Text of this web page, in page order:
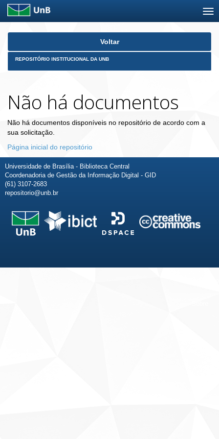
Skip
Voltar
REPOSITÓRIO INSTITUCIONAL DA UNB
Não há documentos
Não há documentos disponíveis no repositório de acordo com a
sua solicitação.
Página inicial do repositório
Universidade de Brasília - Biblioteca Central
Coordenadoria de Gestão da Informação Digital - GID
(61) 3107-2683
repositorio@unb.br